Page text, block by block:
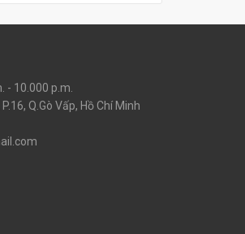
- 10.000 p.m.
Q.Gò Vấp, Hồ Chí Minh